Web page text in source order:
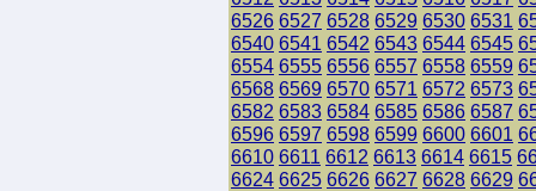
6526 6527 6528 6529 6530 6531
6540 6541 6542 6543 6544 6545
6554 6555 6556 6557 6558 6559
6568 6569 6570 6571 6572 6573
6582 6583 6584 6585 6586 6587
6596 6597 6598 6599 6600 6601
6610 6611 6612 6613 6614 6615
6624 6625 6626 6627 6628 6629